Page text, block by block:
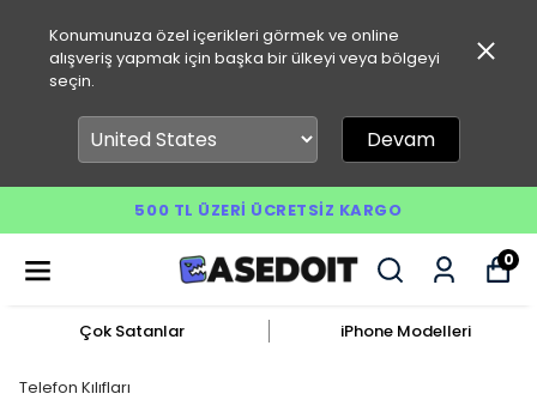
Konumunuza özel içerikleri görmek ve online
alışveriş yapmak için başka bir ülkeyi veya bölgeyi
seçin.
Devam
500 TL ÜZERI ÜCRETSIZ KARGO
0
Çok Satanlar iPhone Modelleri
Telefon Kılıfları